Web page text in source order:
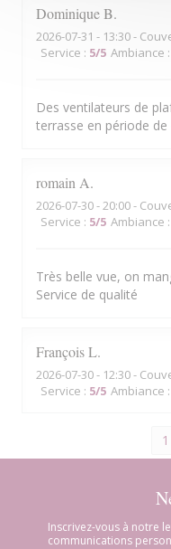
DominiqueB
2026-07-31 - 13:30 -
Service : 5/5 Ambiance :
Des ventilateurs de
terrasse en période de
romain A
2026-07-30- 20:00 -
Service : 5/5 Ambiance :
Très belle vue, on
Service de qualité
FrançoisL
2026-07-30- 12:30 -
Service : 5/5 Ambiance :
1
Inscrivez-vous à notre
communications